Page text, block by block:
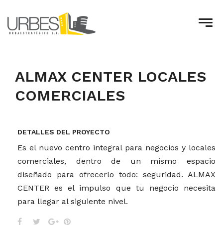
ALMAX CENTER LOCALES
COMERCIALES
DETALLES DEL PROYECTO
Es el nuevo centro integral para negocios y locales
comerciales, dentro de un mismo espacio
diseñado para ofrecerlo todo: seguridad. ALMAX
CENTER es el impulso que tu negocio necesita
para llegar al siguiente nivel.